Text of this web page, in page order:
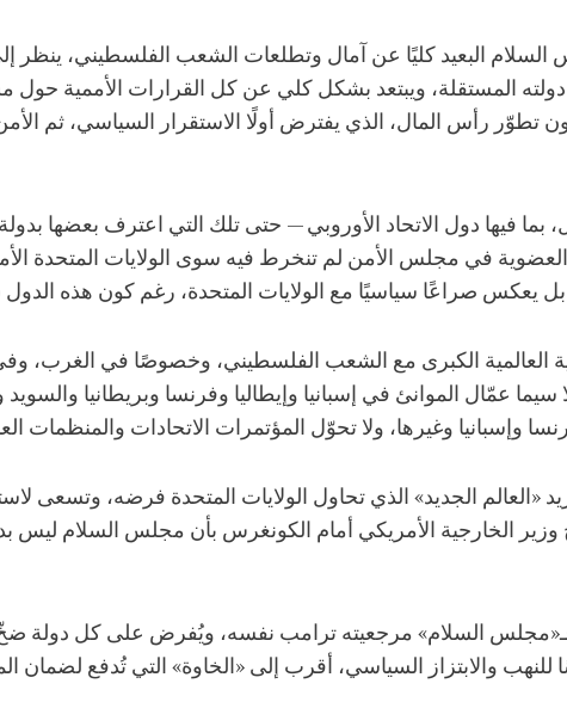
البعيد كليًا عن آمال وتطلعات الشعب الفلسطيني،
المستقلة، ويبتعد بشكل كلي عن كل القرارات الأممية حول
تطوّر رأس المال، الذي يفترض أولًا الاستقرار السياسي، ثم
بما فيها دول الاتحاد الأوروبي — حتى تلك التي اعترف
في مجلس الأمن لم تنخرط فيه سوى الولايات المتحدة
يعكس صراعًا سياسيًا مع الولايات المتحدة، رغم كون هذه
العالمية الكبرى مع الشعب الفلسطيني، وخصوصًا في الغرب، وفي
سيما عمّال الموانئ في إسبانيا وإيطاليا وفرنسا وبريطانيا
وإسبانيا وغيرها، ولا تحوّل المؤتمرات الاتحادات والمنظمات
«العالم الجديد» الذي تحاول الولايات المتحدة فرضه، وتسعى
الخارجية الأمريكي أمام الكونغرس بأن مجلس السلام ليس
السلام» مرجعيته ترامب نفسه، ويُفرض على كل دولة ضخّ
والابتزاز السياسي، أقرب إلى «الخاوة» التي تُدفع لضمان